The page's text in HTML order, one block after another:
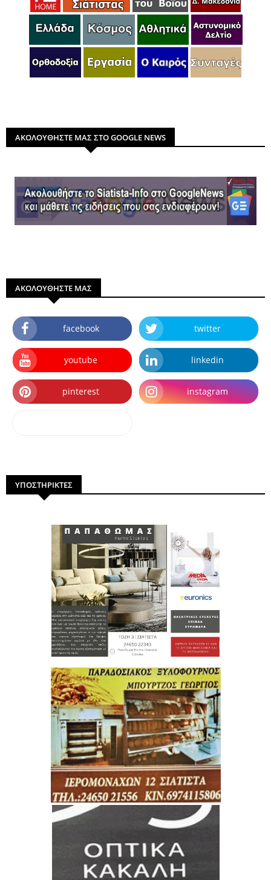
ΑΚΟΛΟΥΘΗΣΤΕ ΜΑΣ ΣΤΟ GOOGLE NEWS
ΑΚΟΛΟΥΘΗΣΤΕ ΜΑΣ
facebook twitter
youtube linkedin
pinterest instagram
ΥΠΟΣΤΗΡΙΚΤΕΣ